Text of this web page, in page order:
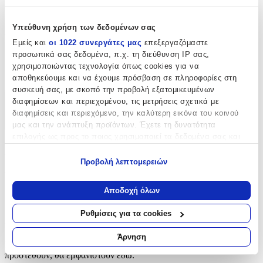
Υπεύθυνη χρήση των δεδομένων σας
Εμείς και οι 1022 συνεργάτες μας επεξεργαζόμαστε
προσωπικά σας δεδομένα, π.χ. τη διεύθυνση IP σας,
χρησιμοποιώντας τεχνολογία όπως cookies για να
αποθηκεύουμε και να έχουμε πρόσβαση σε πληροφορίες στη
συσκευή σας, με σκοπό την προβολή εξατομικευμένων
διαφημίσεων και περιεχομένου, τις μετρήσεις σχετικά με
διαφημίσεις και περιεχόμενο, την καλύτερη εικόνα του κοινού
μας και την ανάπτυξη προϊόντων. Έχετε τη δυνατότητα
Να συλλέξουμε πληροφορίες σχετικά με τη γεωγραφική
σας τοποθεσία, οι οποίες μπορεί να είναι ακριβείς σε
απόσταση μερικών μέτρων
Να αναγνωρίσουμε τη συσκευή σας σαρώνοντας ενεργά
για συγκεκριμένα χαρακτηριστικά (δακτυλικό αποτύπωμα)
Μάθετε περισσότερα σχετικά με τον τρόπο επεξεργασίας των
προσωπικών σας δεδομένων και καθορίστε τις προτιμήσεις σας
Προβολή λεπτομερειών
Αποδοχή όλων
Ρυθμίσεις για τα cookies
Άρνηση
μοναδικά κομμάτια με προσωπικό ύφος.
Χαρακτηριστικά
Είδος:
Δαντέλες
Χαρακτηριστικά
+
Αξιολογήσεις
Προς το παρόν δεν υπάρχουν άλλες αξιολογήσεις. Όταν
προστεθούν, θα εμφανιστούν εδώ.